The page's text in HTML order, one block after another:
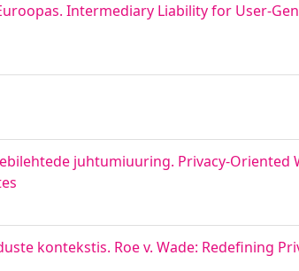
Intermediary Liability for User-
juhtumiuuring. Privacy-Oriented
kontekstis. Roe v. Wade: Redefining